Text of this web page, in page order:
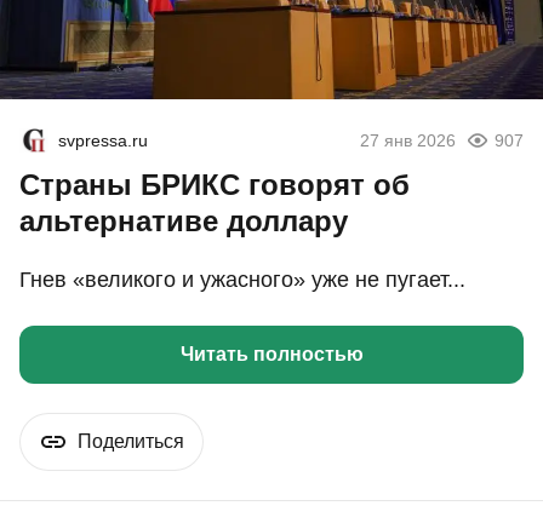
svpressa.ru 27 янв 2026 907
Страны БРИКС говорят об
альтернативе доллару
Гнев «великого и ужасного» уже не пугает...
Читать полностью
Поделиться